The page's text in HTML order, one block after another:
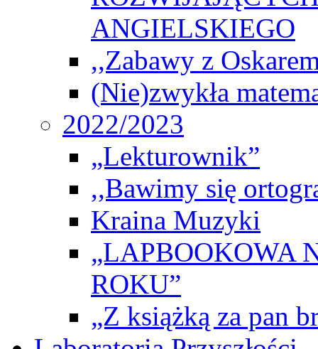
ANGIELSKIEGO
,,Zabawy z
(Nie)zwykła
2022/2023
„Lekturownik”
,,Bawimy się
Kraina Muzyki
„LAPBOOKOWA
ROKU”
„Z książką za pan